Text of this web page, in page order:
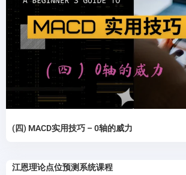
(四) MACD实用技巧 – 0轴的威力
江恩理论点位预测系统课程